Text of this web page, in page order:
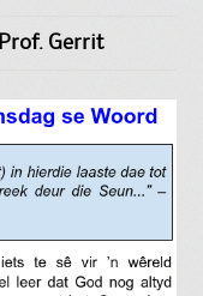
Prof. Gerrit